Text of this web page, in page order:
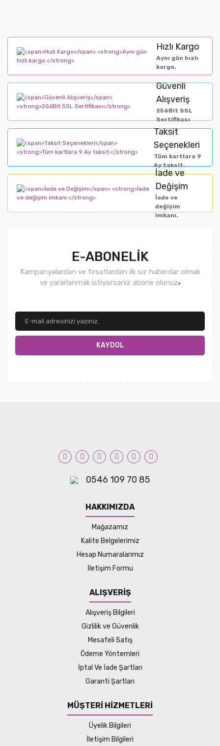
Hızlı Kargo
Aynı gün hızlı
kargo.
Güvenli
Alışveriş
256Bit SSL
Sertifikası
Taksit
Seçenekleri
Tüm kartlara 9
Ay taksit.
İade ve
Değişim
İade ve
değişim
imkanı.
E-ABONELİK
Kampanyalardan ve fırsatlardan ilk siz haberdar olmak
ve yararlanmak istiyorsanız abone olunuz>
KAYDOL
0546 109 70 85
HAKKIMIZDA
Mağazamız
Kalite Belgelerimiz
Hesap Numaralarımız
İletişim Formu
ALIŞVERİŞ
Alışveriş Bilgileri
Gizlilik ve Güvenlik
Mesafeli Satış
Ödeme Yöntemleri
İptal Ve İade Şartları
Garanti Şartları
MÜŞTERİ HİZMETLERİ
Üyelik Bilgileri
İletişim Bilgileri